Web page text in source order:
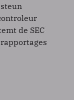
de SEC